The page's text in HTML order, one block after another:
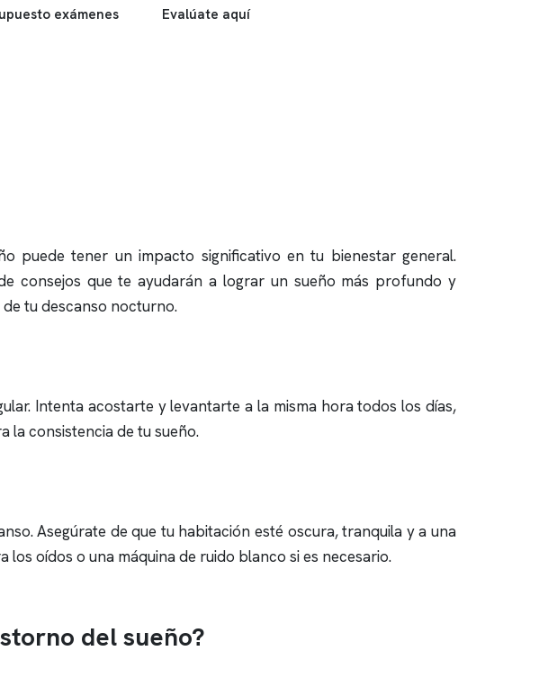
exámenes Evalúate aquí
puede tener un impacto significativo en tu bienestar general.
consejos que te ayudarán a lograr un sueño más profundo y
tu descanso nocturno.
Intenta acostarte y levantarte a la misma hora todos los días,
la consistencia de tu sueño.
Asegúrate de que tu habitación esté oscura, tranquila y a una
oídos o una máquina de ruido blanco si es necesario.
del sueño?